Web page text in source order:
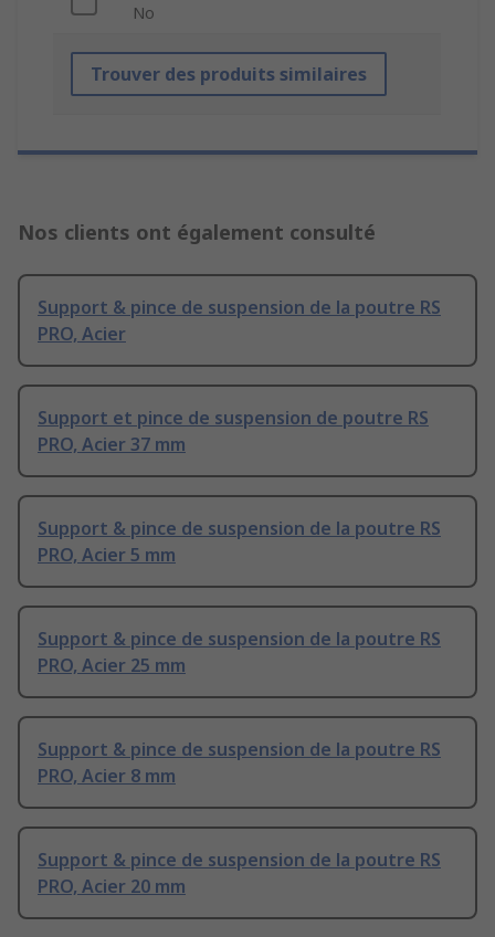
No
Trouver des produits similaires
Nos clients ont également consulté
Support & pince de suspension de la poutre RS
PRO, Acier
Support et pince de suspension de poutre RS
PRO, Acier 37 mm
Support & pince de suspension de la poutre RS
PRO, Acier 5 mm
Support & pince de suspension de la poutre RS
PRO, Acier 25 mm
Support & pince de suspension de la poutre RS
PRO, Acier 8 mm
Support & pince de suspension de la poutre RS
PRO, Acier 20 mm